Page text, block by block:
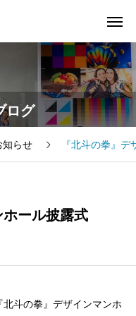
ログ
知らせ 『北斗の拳』
ホール披露式
斗の拳』デザインマンホ